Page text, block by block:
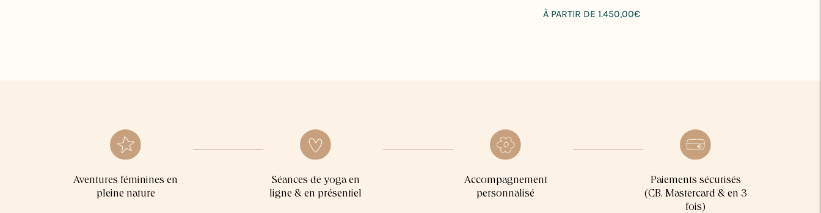
Prix
À PARTIR DE 1.450,00€
Aventures féminines en
pleine nature
Séances de yoga en
ligne & en présentiel
Accompagnement
personnalisé
Paiements sécurisés
(CB, Mastercard & en 3
fois)